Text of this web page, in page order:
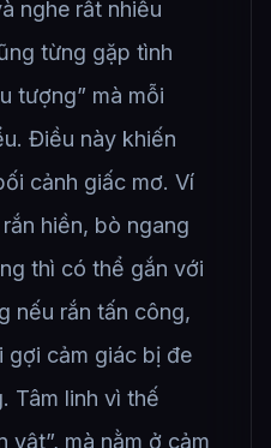
nghe rất nhiều
từng gặp tình
tượng” mà mỗi
Điều này khiến
cảnh giấc mơ. Ví
hiền, bò ngang
thì có thể gắn với
nếu rắn tấn công,
gợi cảm giác bị đe
Tâm linh vì thế
vật”, mà nằm ở cảm